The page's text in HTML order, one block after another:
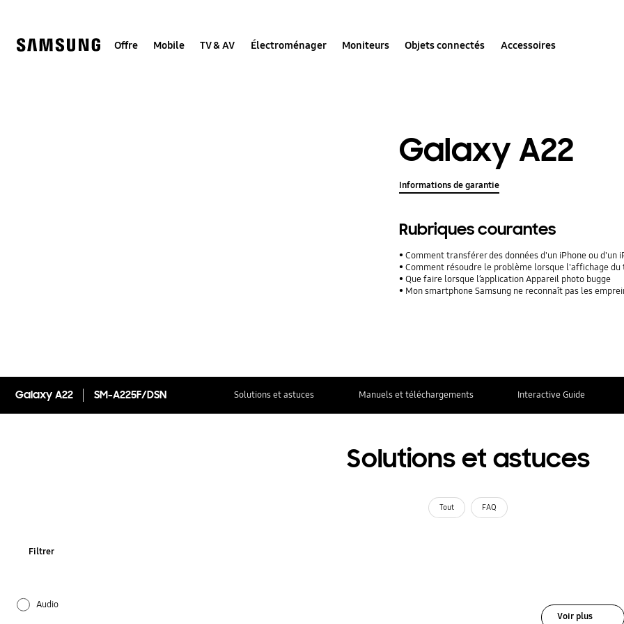
Offre Mobile TV & AV Électroménager Moniteurs Objets connectés Accessoires
Galaxy A22
Informations de garantie
Rubriques courantes
Comment transférer des données d'un iPhone ou d'un
Comment résoudre le problème lorsque l'affichage du
Que faire lorsque l’application Appareil photo bugge
Mon smartphone Samsung ne reconnaît pas les
Galaxy A22 SM-A225F/DSN Solutions et astuces Manuels et téléchargements Interactive Guide
Solutions et astuces
Tout FAQ
Filtrer
Audio
Voir plus